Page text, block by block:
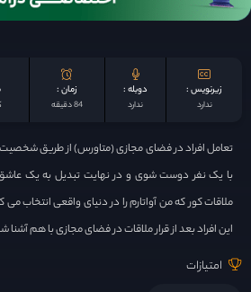
زیرنویس :
ندارد
دوبله :
ندارد
زمان :
84 دقیقه
تعامل افراد در فضای مجازی (متاورس) از طریق
با یک نفر دوست شوی و در نهایت تبدیل به یک
ملاقات کور که من آواتارم را در دنیای واقعی انتخاب می
این افراد بعد از قرار ملاقات در فضای مجازی با هم آشنا
امتیازات